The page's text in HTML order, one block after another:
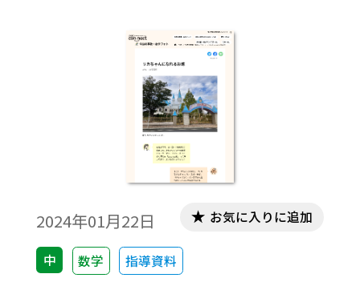
2024年01月22日
中 数学 指導資料
お気に入りに追加